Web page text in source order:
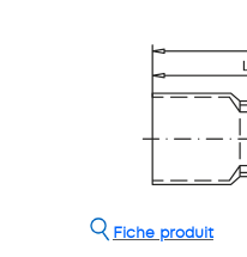
Fiche produit